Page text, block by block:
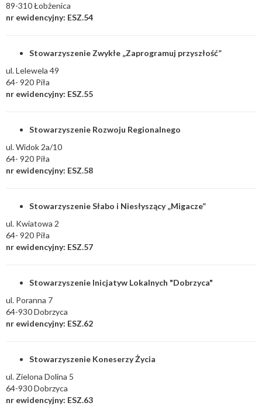
89-310 Łobżenica
nr ewidencyjny: ESZ.54
Stowarzyszenie Zwykłe „Zaprogramuj przyszłość”
ul. Lelewela 49
64- 920 Piła
nr ewidencyjny: ESZ.55
Stowarzyszenie Rozwoju Regionalnego
ul. Widok 2a/10
64- 920 Piła
nr ewidencyjny: ESZ.58
Stowarzyszenie Słabo i Niesłyszący „Migacze”
ul. Kwiatowa 2
64- 920 Piła
nr ewidencyjny: ESZ.57
Stowarzyszenie Inicjatyw Lokalnych "Dobrzyca"
ul. Poranna 7
64-930 Dobrzyca
nr ewidencyjny: ESZ.62
Stowarzyszenie Koneserzy Życia
ul. Zielona Dolina 5
64-930 Dobrzyca
nr ewidencyjny: ESZ.63